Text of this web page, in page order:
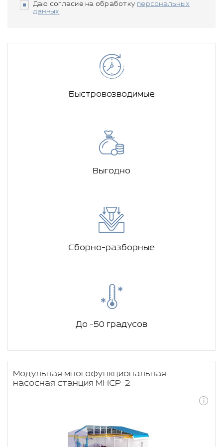
Даю согласие на обработку персональных
данных
Быстровозводимые
Выгодно
Сборно-разборные
До -50 градусов
Модульная многофункциональная
насосная станция МНСР-2